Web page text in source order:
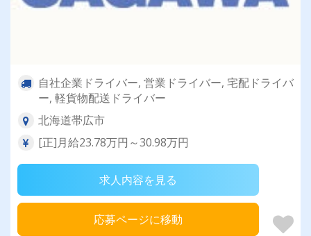
自社企業ドライバー, 営業ドライバー, 宅配ドライバ
ー, 軽貨物配送ドライバー
北海道帯広市
[正]月給23.78万円～30.98万円
求人内容を見る
応募ページに移動